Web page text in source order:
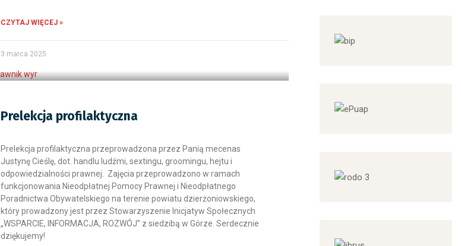
CZYTAJ WIĘCEJ »
3 marca 2025
Prelekcja profilaktyczna
Prelekcja profilaktyczna przeprowadzona przez Panią mecenas
Justynę Cieślę, dot. handlu ludźmi, sextingu, groomingu, hejtu i
odpowiedzialności prawnej. Zajęcia przeprowadzono w ramach
funkcjonowania Nieodpłatnej Pomocy Prawnej i Nieodpłatnego
Poradnictwa Obywatelskiego na terenie powiatu dzierżoniowskiego,
który prowadzony jest przez Stowarzyszenie Inicjatyw Społecznych
„WSPARCIE, INFORMACJA, ROZWÓJ” z siedzibą w Górze. Serdecznie
dziękujemy!